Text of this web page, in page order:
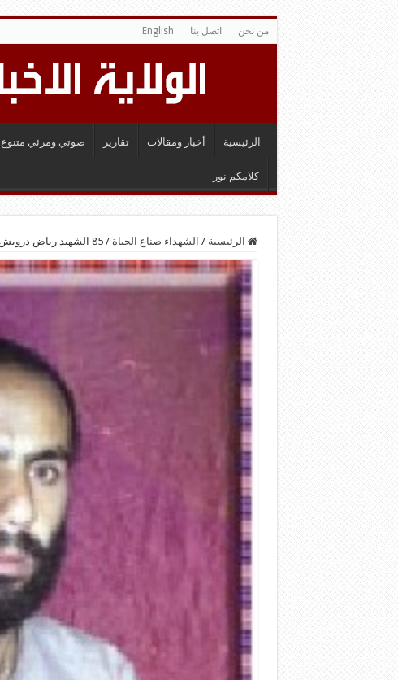
من نحن اتصل بنا English
الرئيسية أخبار ومقالات تقارير صوتي ومرئي متنوع
كلامكم نور
الرئيسية / الشهداء صناع الحياة / 85 الشهيد رياض درويش عبد الكريم